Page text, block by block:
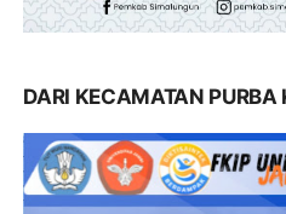
DARI KECAMATAN PURBA